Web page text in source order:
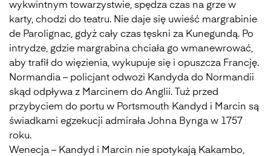
wykwintnym towarzystwie, spędza czas na grze w
karty, chodzi do teatru. Nie daje się uwieść margrabinie
de Parolignac, gdyż cały czas tęskni za Kunegundą. Po
intrydze, gdzie margrabina chciała go wmanewrować,
aby trafił do więzienia, wykupuje się i opuszcza Francję.
Normandia – policjant odwozi Kandyda do Normandii
skąd odpływa z Marcinem do Anglii. Tuż przed
przybyciem do portu w Portsmouth Kandyd i Marcin są
świadkami egzekucji admirała Johna Bynga w 1757
roku.
Wenecja – Kandyd i Marcin nie spotykają Kakambo,